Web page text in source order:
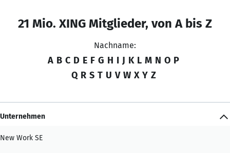
21 Mio. XING Mitglieder, von A bis Z
Nachname:
A B C D E F G H I J K L M N O P
Q R S T U V W X Y Z
Unternehmen
New Work SE